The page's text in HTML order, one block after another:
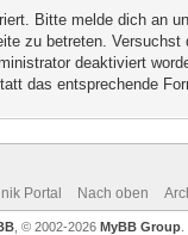
Bitte melde dich an
zu betreten.
deaktiviert
das entsprechende
Portal Nach oben
, © 2002-2026 MyBB Group.